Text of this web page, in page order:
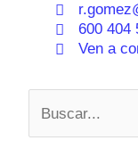
600 404
Ven a